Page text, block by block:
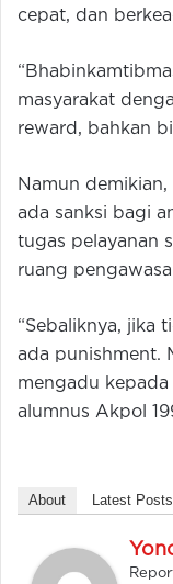
cepat, dan
masyarakat
reward, bahkan
Namun
ada sanksi bagi
tugas pelayanan
ruang
“Sebaliknya, jika
ada punishment.
mengadu kepada
alumnus Akpol
About Latest Posts